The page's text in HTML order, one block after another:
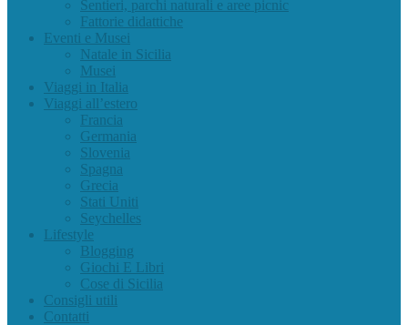
Sentieri, parchi naturali e aree picnic
Fattorie didattiche
Eventi e Musei
Natale in Sicilia
Musei
Viaggi in Italia
Viaggi all’estero
Francia
Germania
Slovenia
Spagna
Grecia
Stati Uniti
Seychelles
Lifestyle
Blogging
Giochi E Libri
Cose di Sicilia
Consigli utili
Contatti